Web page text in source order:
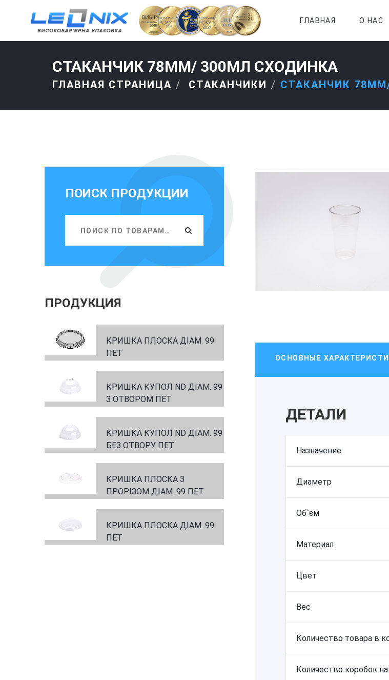
ГЛАВНАЯ О НАС
СТАКАНЧИК 78ММ/ 300МЛ СХОДИНКА
ГЛАВНАЯ СТРАНИЦА СТАКАНЧИКИ СТАКАНЧИК
ОСНОВНЫЕ
ДЕТАЛИ
Назначение
Диаметр
Об`єм
Материал
Цвет
Вес
Количество товара в
Количество коробок на
ПОИСК ПРОДУКЦИИ
ПРОДУКЦИЯ
КРИШКА ПЛОСКА ДІАМ. 99
ПЕТ
КРИШКА КУПОЛ ND ДІАМ. 99
З ОТВОРОМ ПЕТ
КРИШКА КУПОЛ ND ДІАМ. 99
БЕЗ ОТВОРУ ПЕТ
КРИШКА ПЛОСКА З
ПРОРІЗОМ ДІАМ. 99 ПЕТ
КРИШКА ПЛОСКА ДІАМ. 99
ПЕТ